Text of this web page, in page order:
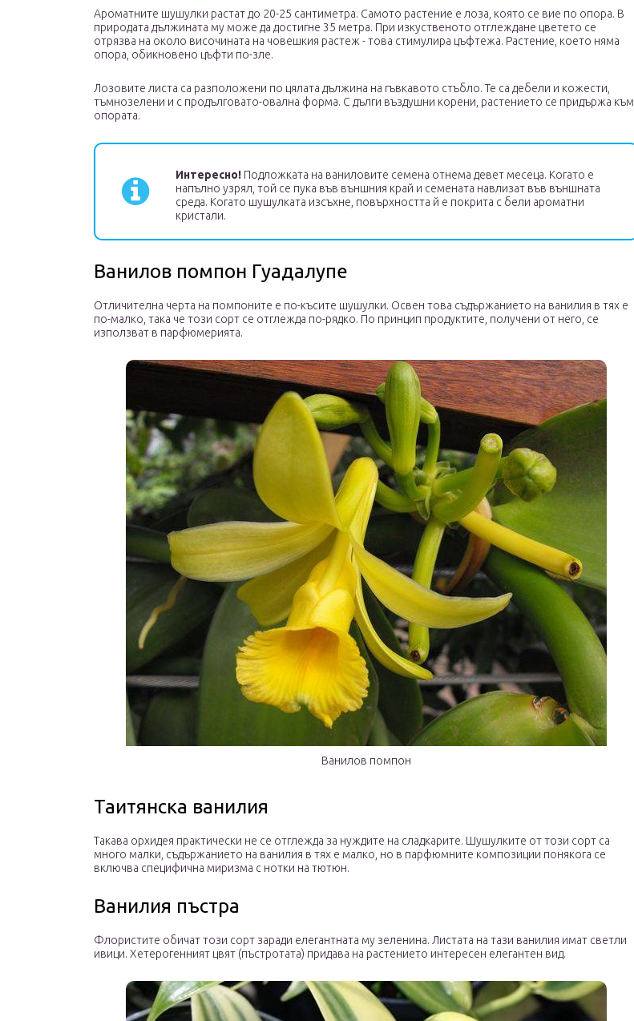
Ароматните шушулки растат до 20-25 сантиметра. Самото растение е лоза, която се вие ​​по опора. В
природата дължината му може да достигне 35 метра. При изкуственото отглеждане цветето се
отрязва на около височината на човешкия растеж - това стимулира цъфтежа. Растение, което няма
опора, обикновено цъфти по-зле.
Лозовите листа са разположени по цялата дължина на гъвкавото стъбло. Те са дебели и кожести,
тъмнозелени и с продълговато-овална форма. С дълги въздушни корени, растението се придържа към
опората.
Интересно! Подложката на ваниловите семена отнема девет месеца. Когато е
напълно узрял, той се пука във външния край и семената навлизат във външната
среда. Когато шушулката изсъхне, повърхността й е покрита с бели ароматни
кристали.
Ванилов помпон Гуадалупе
Отличителна черта на помпоните е по-късите шушулки. Освен това съдържанието на ванилия в тях е
по-малко, така че този сорт се отглежда по-рядко. По принцип продуктите, получени от него, се
използват в парфюмерията.
Ванилов помпон
Таитянска ванилия
Такава орхидея практически не се отглежда за нуждите на сладкарите. Шушулките от този сорт са
много малки, съдържанието на ванилия в тях е малко, но в парфюмните композиции понякога се
включва специфична миризма с нотки на тютюн.
Ванилия пъстра
Флористите обичат този сорт заради елегантната му зеленина. Листата на тази ванилия имат светли
ивици. Хетерогенният цвят (пъстротата) придава на растението интересен елегантен вид.